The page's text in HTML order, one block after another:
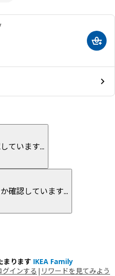
カー
ています...
確認しています...
まります IKEA Family
インする | リワードを見てみよう